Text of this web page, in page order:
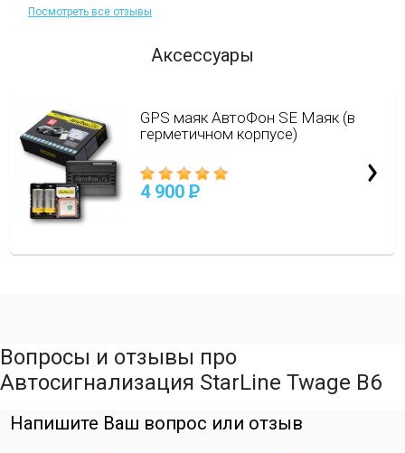
Посмотреть все отзывы
Аксессуары
GPS маяк АвтоФон SE Маяк (в
герметичном корпусе)
4 900 P
Вопросы и отзывы про
Автосигнализация StarLine Twage B6
Напишите Ваш вопрос или отзыв